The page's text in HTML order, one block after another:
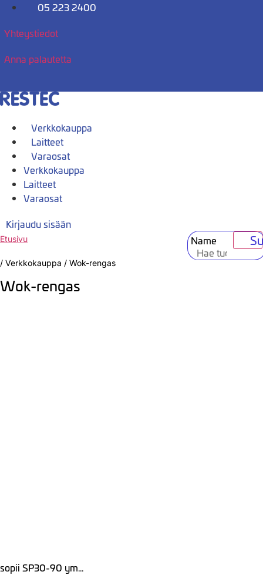
Mene
05 223 2400
Yhteystiedot
Anna palautetta
Verkkokauppa
Laitteet
Varaosat
Verkkokauppa
Laitteet
Varaosat
Kirjaudu sisään
Name
Etusivu
/ Verkkokauppa / Wok-rengas
Wok-rengas
sopii SP30-90 ym…